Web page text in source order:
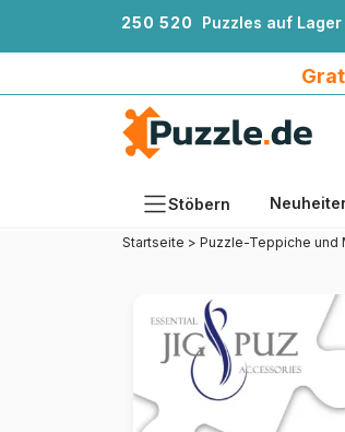
250 520 Puzzles auf Lager
Stöbern
Teileanzahl
Format
Künstlerinnen und Künstler
Startseite > Puzzle-Teppiche und